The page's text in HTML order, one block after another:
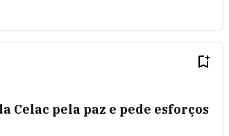
Celac pela paz e pede esforços